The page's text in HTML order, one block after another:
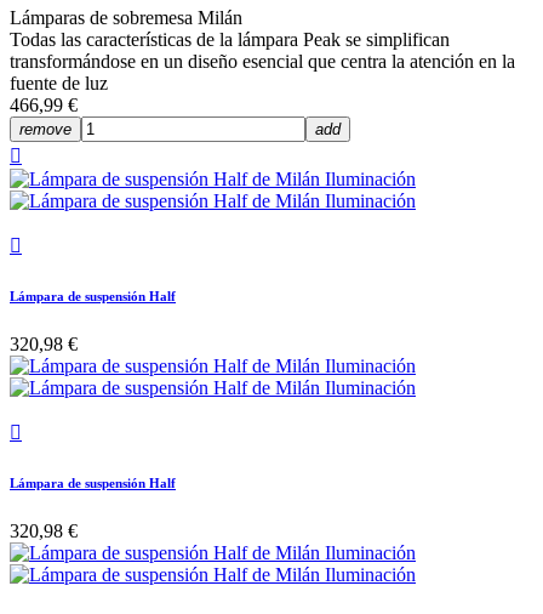
Lámparas de sobremesa Milán
Todas las características de la lámpara Peak se simplifican
transformándose en un diseño esencial que centra la atención en la
fuente de luz
466,99 €
remove add


Lámpara de suspensión Half
320,98 €

Lámpara de suspensión Half
320,98 €